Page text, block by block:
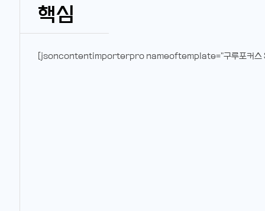
핵심
[jsoncontentimporterpro nameoftemplate="구루포커스